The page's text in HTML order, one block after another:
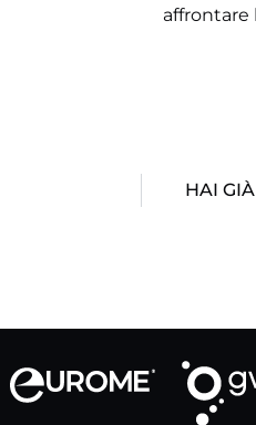
affrontare
HAI